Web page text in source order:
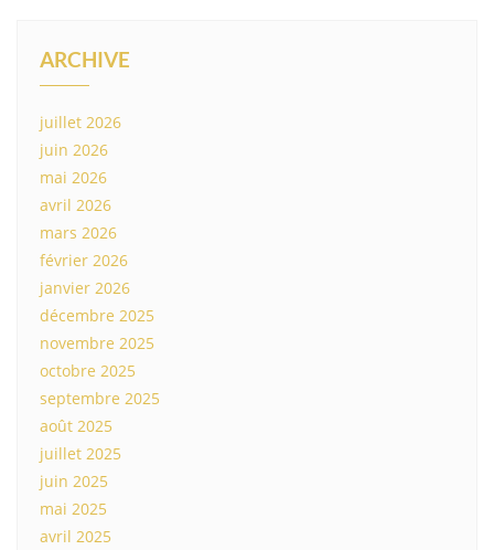
ARCHIVE
juillet 2026
juin 2026
mai 2026
avril 2026
mars 2026
février 2026
janvier 2026
décembre 2025
novembre 2025
octobre 2025
septembre 2025
août 2025
juillet 2025
juin 2025
mai 2025
avril 2025